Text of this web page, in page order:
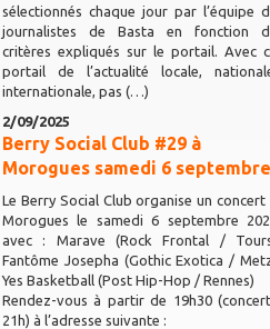
sélectionnés chaque jour par l’équipe
journalistes de Basta en fonction
critères expliqués sur le portail. Avec
portail de l’actualité locale,
internationale, pas (…)
2/09/2025
Berry Social Club #29 à
Morogues samedi 6 septembre
Le Berry Social Club organise un concert
Morogues le samedi 6 septembre
avec : Marave (Rock Frontal /
Fantôme Josepha (Gothic Exotica /
Yes Basketball (Post Hip-Hop / Rennes)
Rendez-vous à partir de 19h30
21h) à l’adresse suivante :